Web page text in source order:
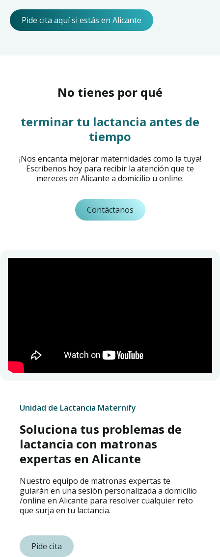
Pide cita aquí si estás en Alicante
No tienes por qué
terminar tu lactancia antes de
tiempo
¡Nos encanta mejorar maternidades como la tuya!
Escríbenos hoy para recibir la atención que te
mereces en Alicante a domicilio u online.
Contáctanos
Unidad de Lactancia Maternify
Soluciona tus problemas de
lactancia con matronas
expertas en Alicante
Nuestro equipo de matronas expertas te
guiarán en una sesión personalizada a domicilio
/online en Alicante para resolver cualquier reto
que surja en tu lactancia.
Pide cita